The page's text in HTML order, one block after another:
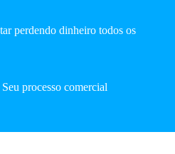
perdendo dinheiro todos os
processo comercial